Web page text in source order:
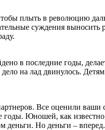
плыть в революцию
суждения выносить
в последние годы,
на лад двинулось.
Все оценили
Юношей, как
деньги. Но деньги – вперед.